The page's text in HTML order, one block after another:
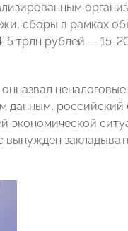
сборы в рамках
5 трлн рублей — 15-
онназвал
данным, российский
экономической